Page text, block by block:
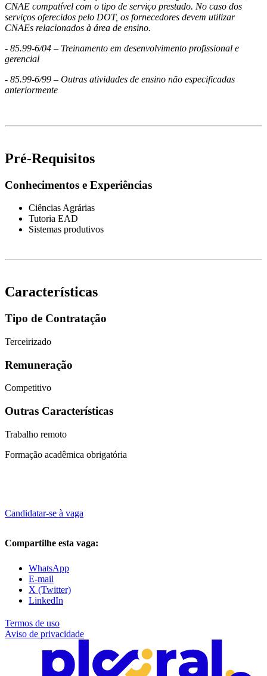
CNAE compatível com o tipo de serviço prestado. No caso dos
serviços oferecidos pelo DOT, os fornecedores devem utilizar
CNAEs relacionados à área de ensino.
- 85.99-6/04 – Treinamento em desenvolvimento profissional e
gerencial
- 85.99-6/99 – Outras atividades de ensino não especificadas
anteriormente
Pré-Requisitos
Conhecimentos e Experiências
Ciências Agrárias
Tutoria EAD
Sistemas produtivos
Características
Tipo de Contratação
Terceirizado
Remuneração
Competitivo
Outras Características
Trabalho remoto
Formação acadêmica obrigatória
Candidatar-se à vaga
Compartilhe esta vaga:
WhatsApp
E-mail
X (Twitter)
LinkedIn
Termos de uso
Aviso de privacidade